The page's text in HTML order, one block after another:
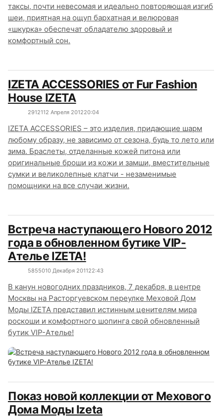
таксы, почти невесомая и идеально повторяющая изгиб
шеи, приятная на ощуп бархатная и велюровая
«шкурка» обеспечат обладателю здоровый и
комфортный сон.
IZETA ACCESSORIES от Fur Fashion
House IZETA
2912112 Апреля 201220:04
IZETA ACCESSORIES – это изделия, придающие шарм
любому образу, не зависимо от сезона, будь то лето или
зима. Браслеты, отделанные кожей питона или
оригинальные броши из кожи и замши, вместительные
сумки и великолепные клатчи - незаменимые
помощники на все случаи жизни.
Встреча наступающего Нового 2012
года в обновленном бутике VIP-
Ателье IZETA!
5855010 Декабря 201122:43
В канун новогодних праздников, 7 декабря, в центре
Москвы на Расторгуевском переулке Меховой Дом
Моды IZETA представил истинным ценителям мира
роскоши и комфортного шопинга свой обновленный
бутик VIP-Ателье!
Показ новой коллекции от Мехового
Дома Моды Izeta